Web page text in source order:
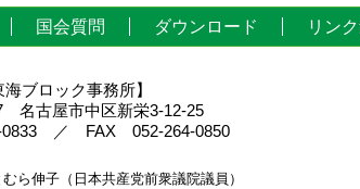
国会質問 ダウンロード リン
海ブロック事務所】
名古屋市中区新栄3-12-25
0833 ／ FAX 052-264-0850
ら伸子（日本共産党前衆議院議員）